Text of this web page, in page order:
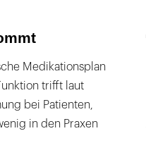
Medikationsplan
trifft laut
bei Patienten,
in den Praxen